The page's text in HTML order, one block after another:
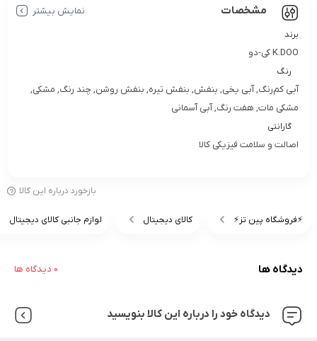
مشخصات نمایش بیشتر
برند
K.DOO کی-دو
رنگ
آبی کم‌رنگ, آبی یخی, بنفش, بنفش تیره, بنفش روشن, چند رنگ, مشکی,
مشکی مات, هفت رنگ, آبی آسمانی
گارانتی
اصالت و سلامت فیزیکی کالا
بازخورد درباره این کالا
⚡️فروشگاه پین تز⚡️ کالای دیجیتال لوازم جانبی کالای دیجیتال
دیدگاه ها 0 دیدگاه ها
دیدگاه خود را درباره این کالا بنویسید